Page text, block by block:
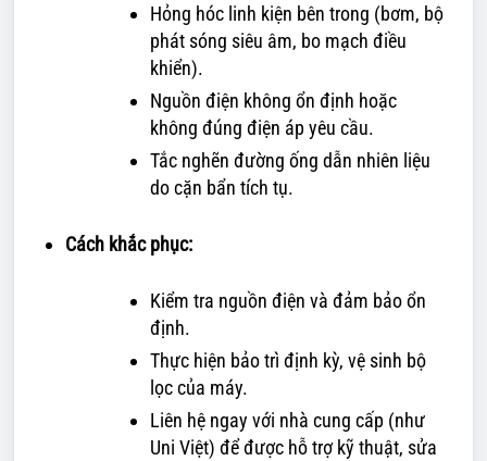
Hỏng hóc linh kiện bên trong (bơm, bộ
phát sóng siêu âm, bo mạch điều
khiển).
Nguồn điện không ổn định hoặc
không đúng điện áp yêu cầu.
Tắc nghẽn đường ống dẫn nhiên liệu
do cặn bẩn tích tụ.
Cách khắc phục:
Kiểm tra nguồn điện và đảm bảo ổn
định.
Thực hiện bảo trì định kỳ, vệ sinh bộ
lọc của máy.
Liên hệ ngay với nhà cung cấp (như
Uni Việt) để được hỗ trợ kỹ thuật, sửa